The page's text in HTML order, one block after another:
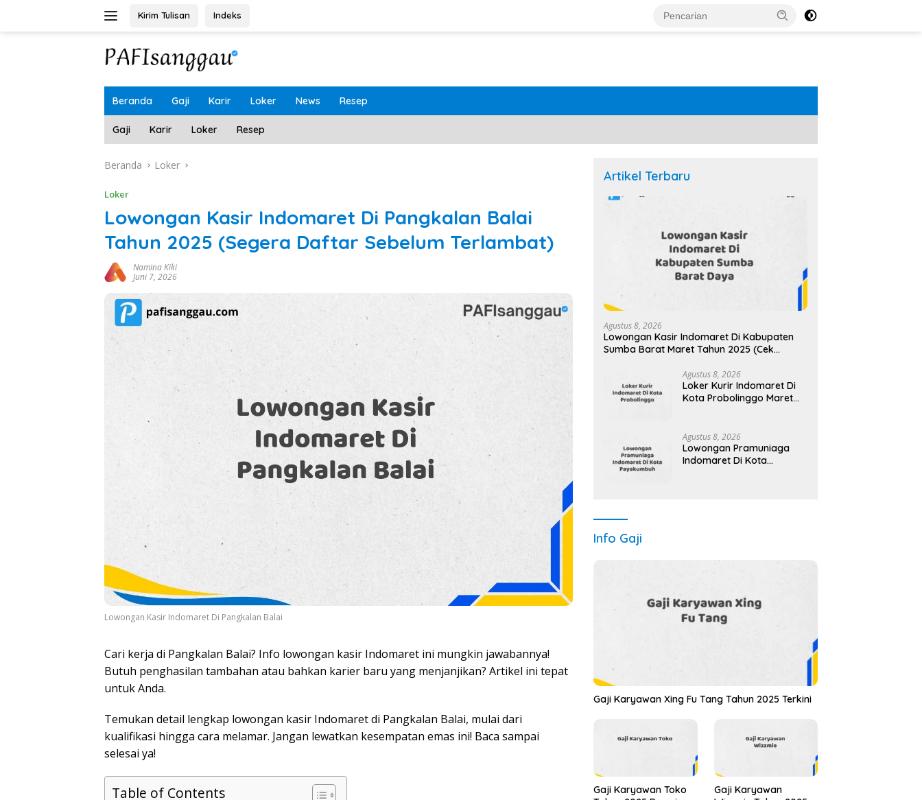
Kirim Tulisan Indeks
Beranda Gaji Karir Loker News Resep
Gaji Karir Loker Resep
Beranda Loker
Loker
Lowongan Kasir Indomaret Di Pangkalan Balai
Tahun 2025 (Segera Daftar Sebelum Terlambat)
Namina Kiki
Juni 7, 2026
Lowongan Kasir Indomaret Di Pangkalan Balai
Cari kerja di Pangkalan Balai? Info lowongan kasir Indomaret ini mungkin jawabannya!
Butuh penghasilan tambahan atau bahkan karier baru yang menjanjikan? Artikel ini tepat
untuk Anda.
Temukan detail lengkap lowongan kasir Indomaret di Pangkalan Balai, mulai dari
kualifikasi hingga cara melamar. Jangan lewatkan kesempatan emas ini! Baca sampai
selesai ya!
Table of Contents
Artikel Terbaru
Agustus 8, 2026
Lowongan Kasir Indomaret Di Kabupaten
Sumba Barat Maret Tahun 2025 (Cek
Agustus 8, 2026
Loker Kurir Indomaret Di
Kota Probolinggo Maret
Agustus 8, 2026
Lowongan Pramuniaga
Indomaret Di Kota
Info Gaji
Gaji Karyawan Xing Fu Tang Tahun 2025 Terkini
Gaji Karyawan Toko
Gaji Karyawan